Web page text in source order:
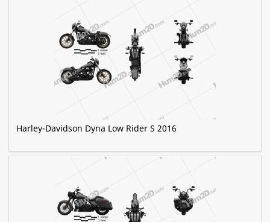
Harley-Davidson Dyna Low Rider S 2016